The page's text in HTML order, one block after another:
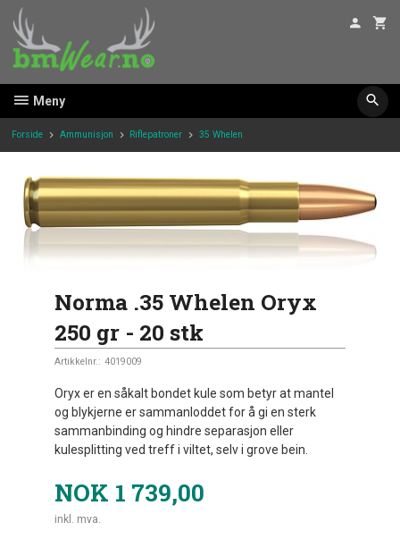
innholdet
Meny
Forside Ammunisjon Riflepatroner 35 Whelen
Norma .35 Whelen Oryx
250 gr - 20 stk
Artikkelnr.: 4019009
Oryx er en såkalt bondet kule som betyr at mantel
og blykjerne er sammanloddet for å gi en sterk
sammanbinding og hindre separasjon eller
kulesplitting ved treff i viltet, selv i grove bein.
NOK 1 739,00
inkl. mva.